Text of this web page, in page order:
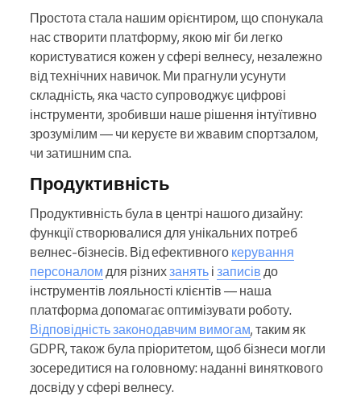
Простота стала нашим орієнтиром, що спонукала
нас створити платформу, якою міг би легко
користуватися кожен у сфері велнесу, незалежно
від технічних навичок. Ми прагнули усунути
складність, яка часто супроводжує цифрові
інструменти, зробивши наше рішення інтуїтивно
зрозумілим — чи керуєте ви жвавим спортзалом,
чи затишним спа.
Продуктивність
Продуктивність була в центрі нашого дизайну:
функції створювалися для унікальних потреб
велнес-бізнесів. Від ефективного керування
персоналом для різнихзанять і записів до
інструментів лояльності клієнтів — наша
платформа допомагає оптимізувати роботу.
Відповідність законодавчим вимогам, таким як
GDPR, також була пріоритетом, щоб бізнеси могли
зосередитися на головному: наданні виняткового
досвіду у сфері велнесу.